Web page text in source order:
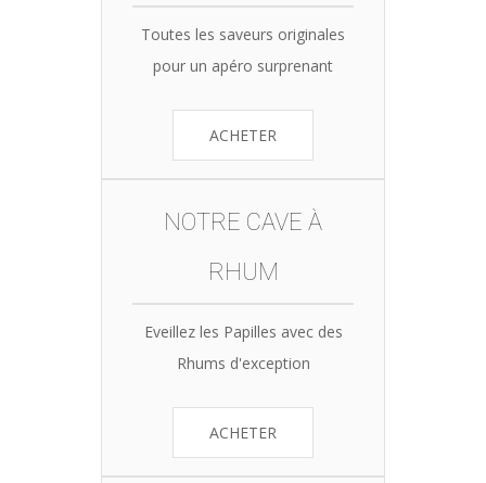
Toutes les saveurs originales
pour un apéro surprenant
ACHETER
NOTRE CAVE À
RHUM
Eveillez les Papilles avec des
Rhums d'exception
ACHETER